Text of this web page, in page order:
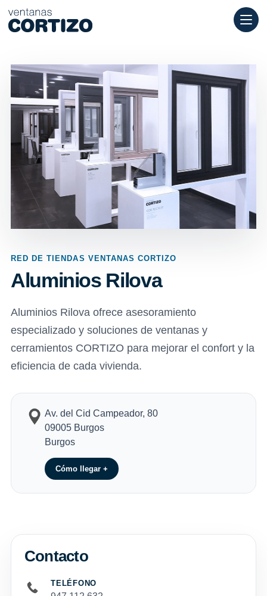
Ventanas Cortizo es una red especializada en ventanas de
Productos
Presupuesto
RED DE TIENDAS VENTANAS CORTIZO
Aluminios Rilova
Aluminios Rilova ofrece asesoramiento
especializado y soluciones de ventanas y
cerramientos CORTIZO para mejorar el confort y la
eficiencia de cada vivienda.
Av. del Cid Campeador, 80
09005 Burgos
Burgos
Cómo llegar +
Contacto
TELÉFONO